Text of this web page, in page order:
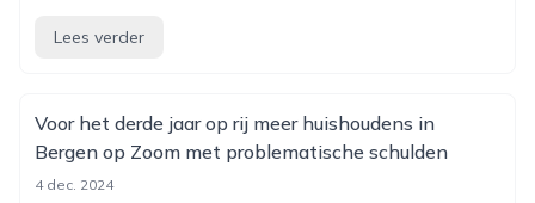
Lees verder
Voor het derde jaar op rij meer huishoudens in
Bergen op Zoom met problematische schulden
4 dec. 2024